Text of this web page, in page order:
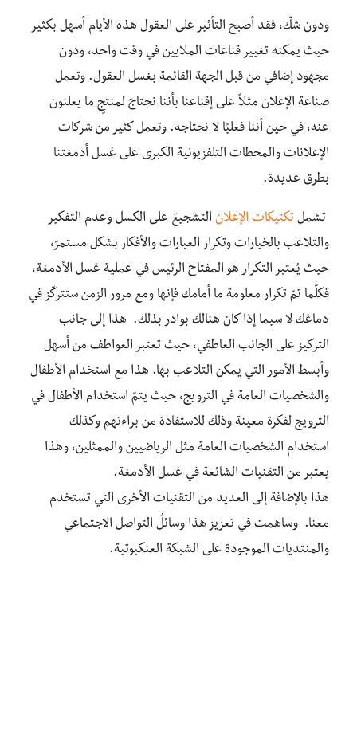
ودون شكّ، فقد أصبح التأثير على العقول هذه الأيام أسهل بكثير
حيث يمكنه تغيير قناعات الملايين في وقت واحد، ودون
مجهود إضافي من قبل الجهة القائمة بغسل العقول. وتعمل
صناعة الإعلان مثلاً على إقناعنا بأننا نحتاج لمنتجٍ ما يعلنون
عنه، في حين أننا فعليًا لا نحتاجه. وتعمل كثير من شركات
الإعلانات والمحطات التلفزيونية الكبرى على غسل أدمغتنا
بطرق عديدة.
تشمل تكتيكات الإعلان التشجيعَ على الكسل وعدم التفكير
والتلاعب بالخيارات وتكرار العبارات والأفكار بشكل مستمرّ،
حيث يُعتبر التكرار هو المفتاح الرئيس في عملية غسل الأدمغة،
فكلّما تمّ تكرار معلومة ما أمامك فإنها ومع مرور الزمن ستتركّز في
دماغك لا سيما إذا كان هنالك بوادر بذلك. هذا إلى جانب
التركيز على الجانب العاطفي، حيث تعتبر العواطف من أسهل
وأبسط الأمور التي يمكن التلاعب بها. هذا مع استخدام الأطفال
والشخصيات العامة في الترويج، حيث يتمّ استخدام الأطفال في
الترويج لفكرة معينة وذلك للاستفادة من براءتهم وكذلك
استخدام الشخصيات العامة مثل الرياضيين والممثلين، وهذا
يعتبر من التقنيات الشائعة في غسل الأدمغة.
هذا بالإضافة إلى العديد من التقنيات الأخرى التي تستخدم
معنا. وساهمت في تعزيز هذا وسائلُ التواصل الاجتماعي
والمنتديات الموجودة على الشبكة العنكبوتية.